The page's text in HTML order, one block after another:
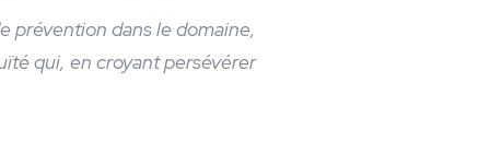
prévention dans le domaine,
qui, en croyant persévérer